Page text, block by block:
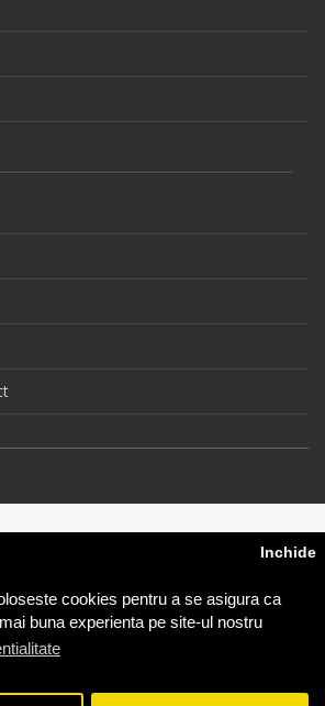
cookies pentru a se asigura ca
buna experienta pe site-ul nostru
Inchide